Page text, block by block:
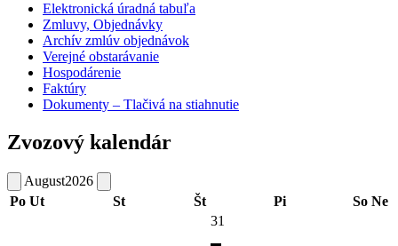
Elektronická úradná tabuľa
Zmluvy, Objednávky
Archív zmlúv objednávok
Verejné obstarávanie
Hospodárenie
Faktúry
Dokumenty – Tlačivá na stiahnutie
Zvozový kalendár
August2026
Po Ut St Št Pi So Ne
31